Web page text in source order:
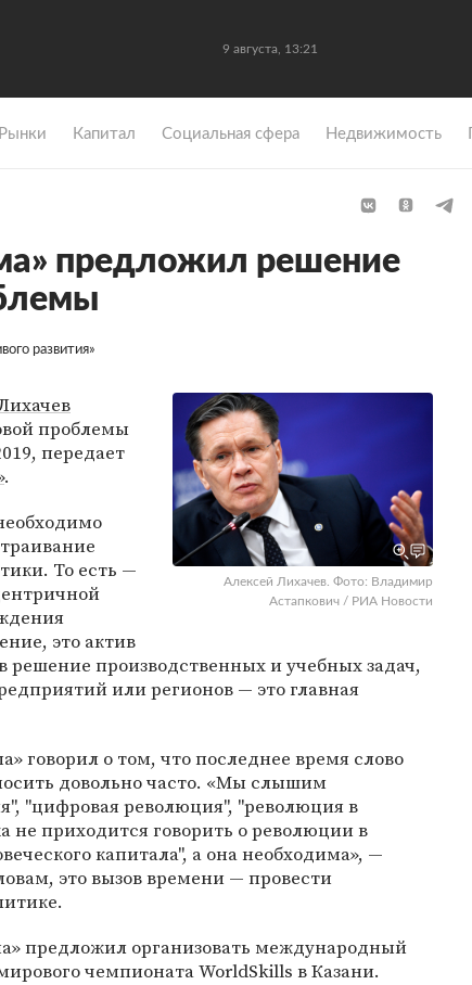
9 августа, 13:21
Рынки Капитал Социальная сфера Недвижимость
предложил решение
развития»
Алексей Лихачев. Фото: Владимир
Астапкович / РИА Новости
проблемы
передает
.
То есть —
это актив
решение производственных и учебных задач,
или регионов — это главная
говорил о том, что последнее время слово
довольно часто. «Мы слышим
"цифровая революция", "революция в
не приходится говорить о революции в
капитала", а она необходима», —
это вызов времени — провести
предложил организовать международный
чемпионата WorldSkills в Казани.